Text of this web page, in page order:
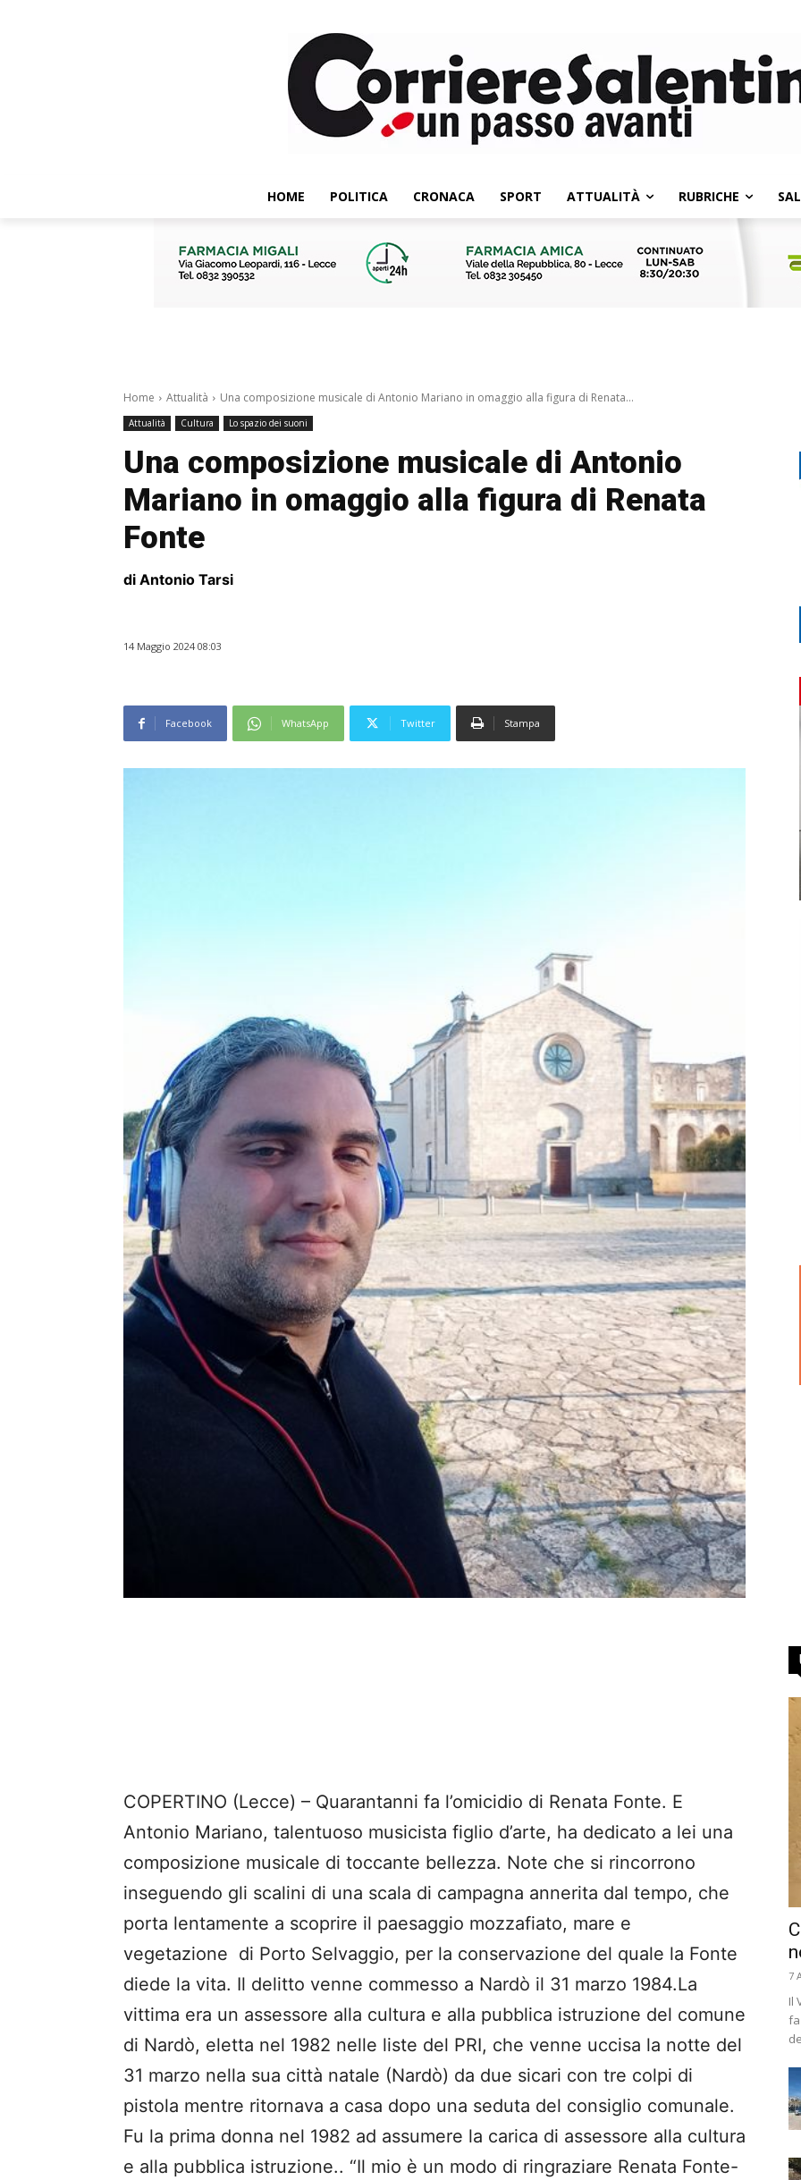
HOME POLITICA CRONACA SPORT ATTUALITÀ RUBRICHE
Home Attualità Una composizione musicale di Antonio Mariano in omaggio alla figura di Renata...
Attualità Cultura Lo spazio dei suoni
Una composizione musicale di Antonio
Mariano in omaggio alla figura di Renata
Fonte
di Antonio Tarsi
14 Maggio 2024 08:03
Facebook WhatsApp Twitter Stampa
COPERTINO (Lecce) – Quarantanni fa l’omicidio di Renata Fonte. E
Antonio Mariano, talentuoso musicista figlio d’arte, ha dedicato a lei una
composizione musicale di toccante bellezza. Note che si rincorrono
inseguendo gli scalini di una scala di campagna annerita dal tempo, che
porta lentamente a scoprire il paesaggio mozzafiato, mare e
vegetazione di Porto Selvaggio, per la conservazione del quale la Fonte
diede la vita. Il delitto venne commesso a Nardò il 31 marzo 1984.La
vittima era un assessore alla cultura e alla pubblica istruzione del comune
di Nardò, eletta nel 1982 nelle liste del PRI, che venne uccisa la notte del
31 marzo nella sua città natale (Nardò) da due sicari con tre colpi di
pistola mentre ritornava a casa dopo una seduta del consiglio comunale.
Fu la prima donna nel 1982 ad assumere la carica di assessore alla cultura
e alla pubblica istruzione.. “Il mio è un modo di ringraziare Renata Fonte-
7
Il